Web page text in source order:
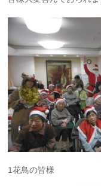
1花鳥の皆様